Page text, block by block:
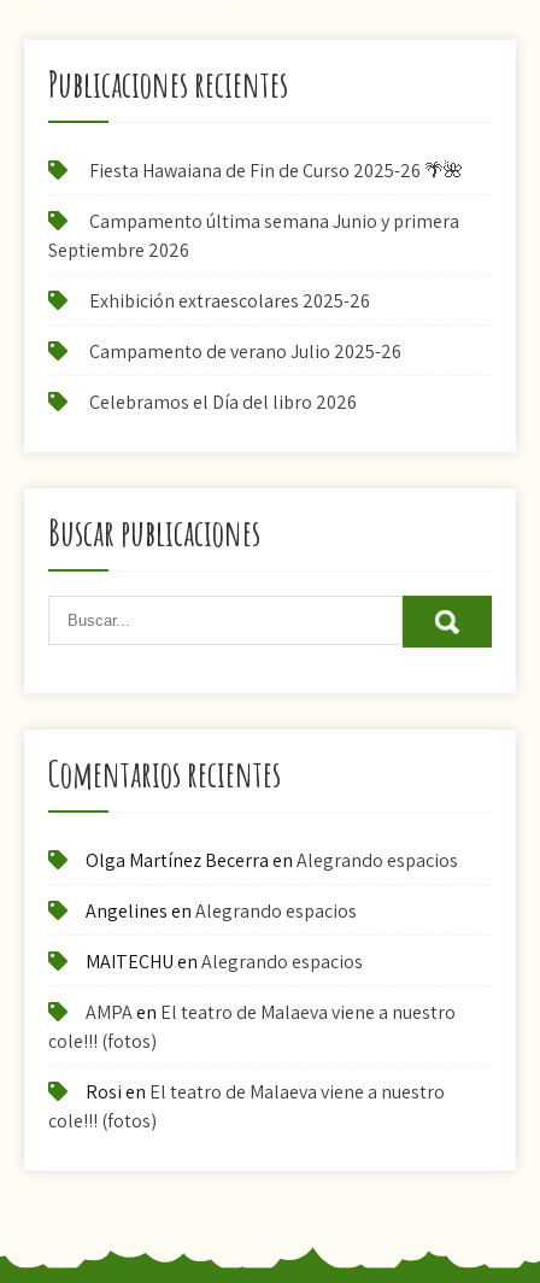
Publicaciones recientes
Fiesta Hawaiana de Fin de Curso 2025-26 🌴🌺
Campamento última semana Junio y primera
Septiembre 2026
Exhibición extraescolares 2025-26
Campamento de verano Julio 2025-26
Celebramos el Día del libro 2026
Buscar publicaciones
Comentarios recientes
Olga Martínez BecerraenAlegrando espacios
AngelinesenAlegrando espacios
MAITECHUenAlegrando espacios
AMPAen El teatro de Malaeva viene a nuestro
cole!!! (fotos)
Rosien El teatro de Malaeva viene a nuestro
cole!!! (fotos)